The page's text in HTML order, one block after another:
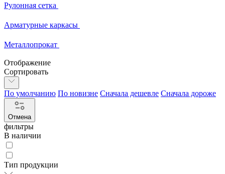
Рулонная сетка
Арматурные каркасы
Металлопрокат
Отображение
Сортировать
По умолчанию По новизне Сначала дешевле Сначала дороже
Отмена
фильтры
В наличии
Тип продукции